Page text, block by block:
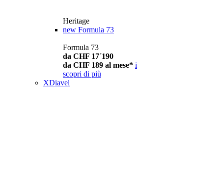
Heritage
new Formula 73
Formula 73
da CHF 17´190
da CHF 189 al mese* i
scopri di più
XDiavel